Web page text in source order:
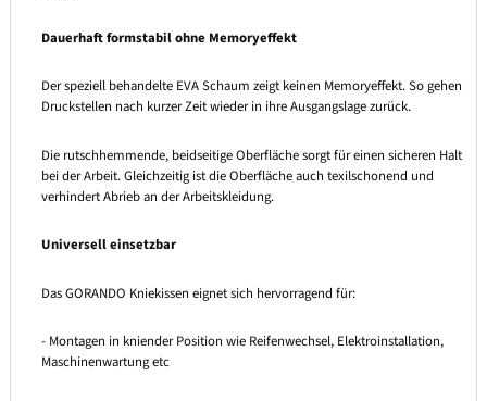
Dauerhaft formstabil ohne Memoryeffekt
Der speziell behandelte EVA Schaum zeigt keinen Memoryeffekt. So gehen
Druckstellen nach kurzer Zeit wieder in ihre Ausgangslage zurück.
Die rutschhemmende, beidseitige Oberfläche sorgt für einen sicheren Halt
bei der Arbeit. Gleichzeitig ist die Oberfläche auch texilschonend und
verhindert Abrieb an der Arbeitskleidung.
Universell einsetzbar
Das GORANDO Kniekissen eignet sich hervorragend für:
- Montagen in kniender Position wie Reifenwechsel, Elektroinstallation,
Maschinenwartung etc